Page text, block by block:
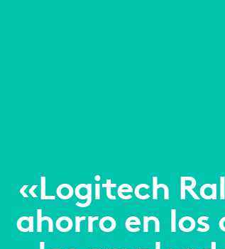
«Logitech
ahorro en los